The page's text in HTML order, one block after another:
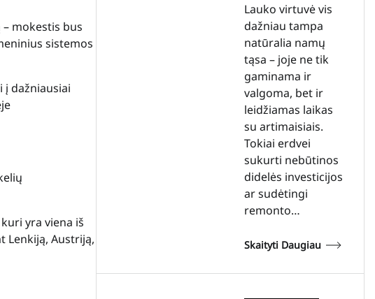
mokestis bus
sistemos
dažniausiai
yra viena iš
Lenkiją, Austriją,
Lauko virtuvė vis
dažniau tampa
natūralia namų
tąsa – joje ne tik
gaminama ir
valgoma, bet ir
leidžiamas laikas
su artimaisiais.
Tokiai erdvei
sukurti nebūtinos
didelės investicijos
ar sudėtingi
remonto…
Skaityti Daugiau